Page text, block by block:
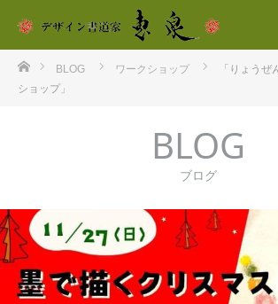
ホームBLOG ワークショップ
「りょう
ショップ」
BLOG
ブログ